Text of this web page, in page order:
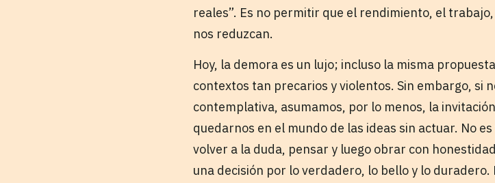
reales”. Es no permitir que el rendimiento, el
nos reduzcan.
Hoy, la demora es un lujo; incluso la misma
contextos tan precarios y violentos. Sin embargo, si
contemplativa, asumamos, por lo menos, la
quedarnos en el mundo de las ideas sin actuar. No
volver a la duda, pensar y luego obrar con
una decisión por lo verdadero, lo bello y lo duradero.